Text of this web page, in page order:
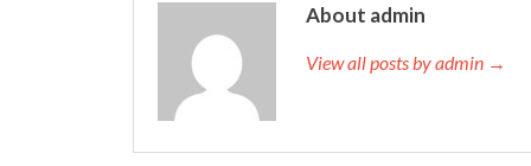
About admin
View all posts by admin →